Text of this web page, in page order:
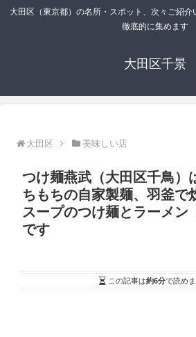
大田区（東京都）の名所・スポット、次々ご紹介
徹底的に集めます
大田区千景
大田区 美味しい店
つけ麺燕武（大田区千鳥）
ちもちの自家製麺、羽釜で
スープのつけ麺とラーメン
です
この記事は約6分で読めま